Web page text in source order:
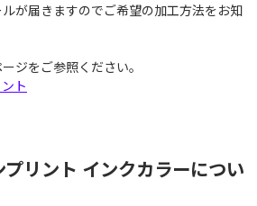
が届きますのでご希望の加工方法をお知
ジをご参照ください。
ト
リント インクカラーについ